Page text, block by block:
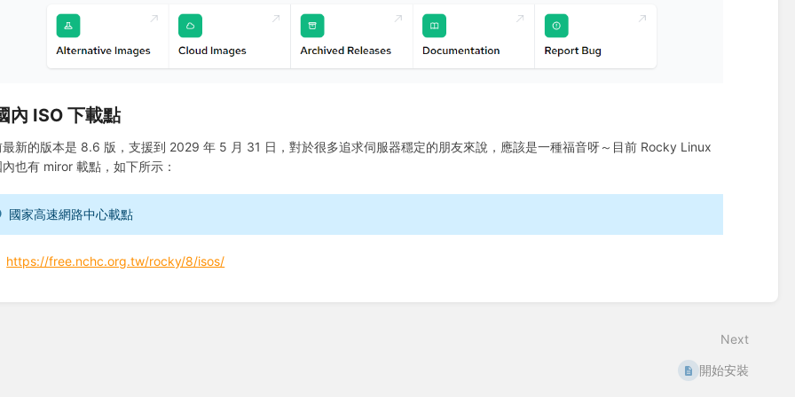
內 ISO 下載點
最新的版本是 8.6 版，支援到 2029 年 5 月 31 日，對於很多追求伺服器穩定的朋友來說，應該是一種福音呀～目前 Rocky Linux
也有 miror 載點，如下所示：
國家高速網路中心載點
https://free.nchc.org.tw/rocky/8/isos/
Next
開始安裝